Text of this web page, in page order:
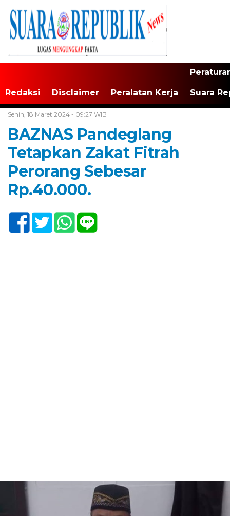
Redaksi Disclaimer Peralatan Kerja Suara
Senin, 18 Maret 2024 - 09:27 WIB
BAZNAS Pandeglang
Tetapkan Zakat Fitrah
Perorang Sebesar
Rp.40.000.